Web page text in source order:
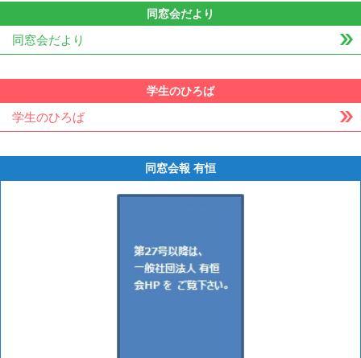
同窓会だより
同窓会だより
学生のひろば
学生のひろば
同窓会報 有恒